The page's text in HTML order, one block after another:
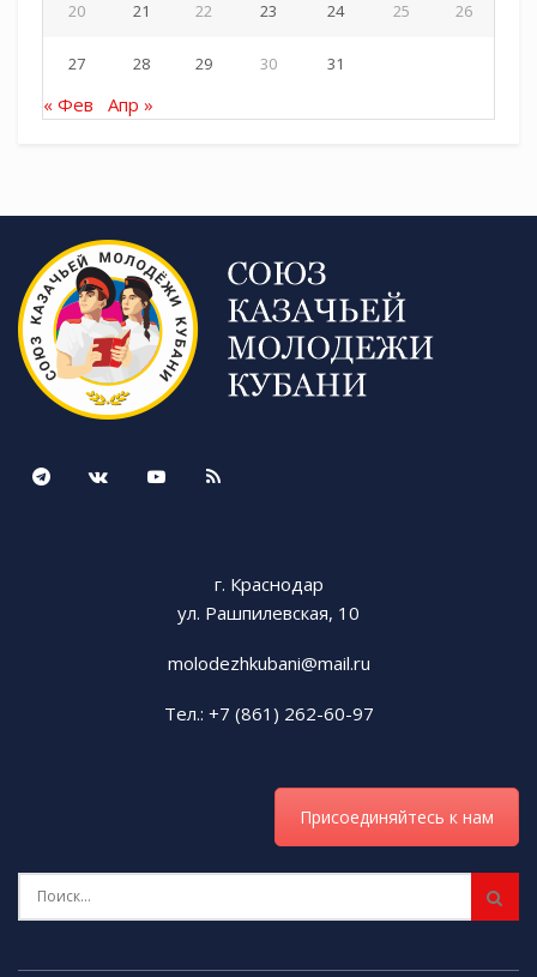
20 21 22 23 24 25 26
27 28 29 30 31
« Фев Апр »
г. Краснодар
ул. Рашпилевская, 10
molodezhkubani@mail.ru
Тел.: +7 (861) 262-60-97
Присоединяйтесь к нам